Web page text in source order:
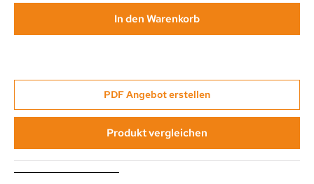
In den Warenkorb
PDF Angebot erstellen
Produkt vergleichen